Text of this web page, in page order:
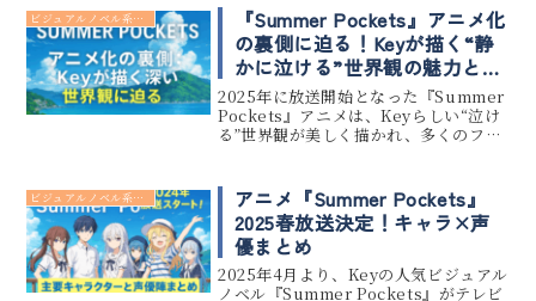
いのではないでしょうか。この記事で
は、ネ...
ビジュアルノベル系 アニメ
『Summer Pockets』アニメ化
の裏側に迫る！Keyが描く“静
かに泣ける”世界観の魅力と
は？
2025年に放送開始となった『Summer
Pockets』アニメは、Keyらしい“泣け
る”世界観が美しく描かれ、多くのファ
り、実在の舞台や音楽演出、そしてフ
ァンや評論家の評...
ビジュアルノベル系 アニメ
アニメ『Summer Pockets』
2025春放送決定！キャラ×声
優まとめ
2025年4月より、Keyの人気ビジュアル
ノベル『Summer Pockets』がテレビ